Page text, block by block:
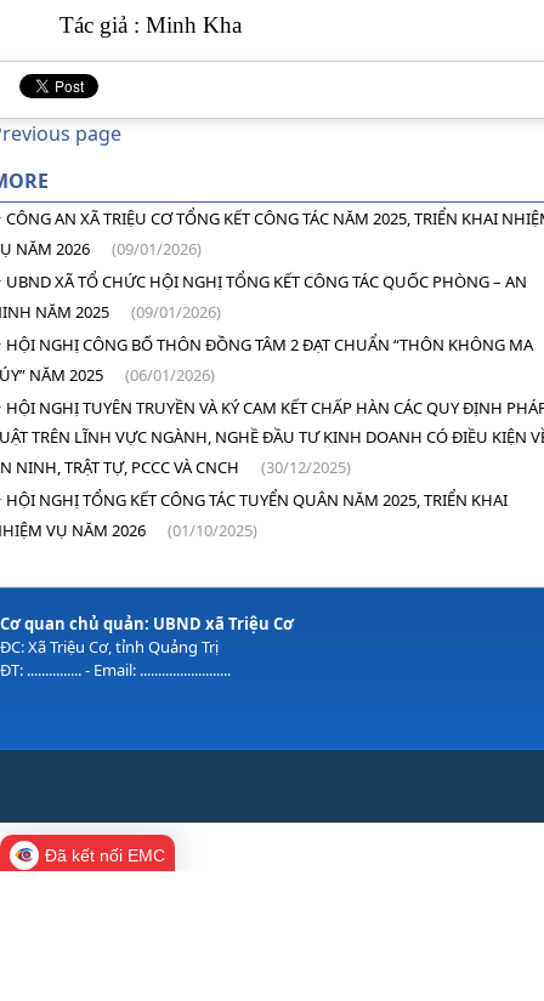
Tác giả : Minh Kha
page
CÔNG AN XÃ TRIỆU CƠ TỔNG KẾT CÔNG TÁC NĂM 2025, TRIỂN KHAI
NĂM 2026
(09/01/2026)
UBND XÃ TỔ CHỨC HỘI NGHỊ TỔNG KẾT CÔNG TÁC QUỐC PHÒNG – AN
NĂM 2025
(09/01/2026)
HỘI NGHỊ CÔNG BỐ THÔN ĐỒNG TÂM 2 ĐẠT CHUẨN “THÔN KHÔNG MA
NĂM 2025
(06/01/2026)
HỘI NGHỊ TUYÊN TRUYỀN VÀ KÝ CAM KẾT CHẤP HÀN CÁC QUY ĐỊNH
TRÊN LĨNH VỰC NGÀNH, NGHỀ ĐẦU TƯ KINH DOANH CÓ ĐIỀU KIỆN
NINH, TRẬT TỰ, PCCC VÀ CNCH
(30/12/2025)
HỘI NGHỊ TỔNG KẾT CÔNG TÁC TUYỂN QUÂN NĂM 2025, TRIỂN KHAI
VỤ NĂM 2026
(01/10/2025)
Cơ quan chủ quản: UBND xã Triệu Cơ
ĐC: Xã Triệu Cơ, tỉnh Quảng Trị
ĐT: ............... - Email: .........................
Đã kết nối EMC